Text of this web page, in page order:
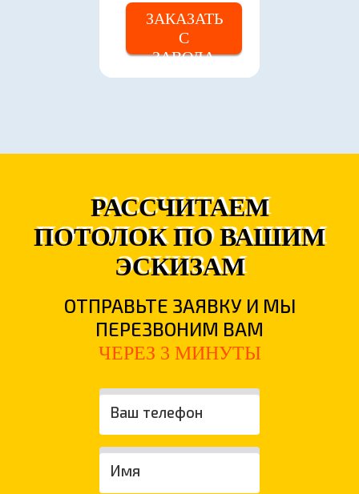
ЗАКАЗАТЬ
С
ЗАВОДА
РАССЧИТАЕМ
ПОТОЛОК ПО ВАШИМ
ЭСКИЗАМ
ОТПРАВЬТЕ ЗАЯВКУ И МЫ
ПЕРЕЗВОНИМ ВАМ
ЧЕРЕЗ 3 МИНУТЫ